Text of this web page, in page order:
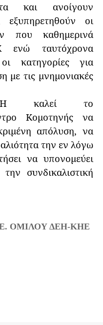
και ανοίγουν
οι
που καθημερινά
ενώ ταυτόχρονα
κατηγορίες για
με τις μνημονιακές
καλεί το
Κομοτηνής να
απόλυση, να
την εν λόγω
να υπονομεύει
συνδικαλιστική
ΟΜΙΛΟΥ ΔΕΗ-ΚΗΕ